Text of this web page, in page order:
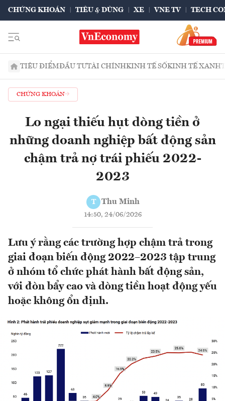
CHỨNG KHOÁN TIÊU & DÙNG XE VNE TV TECH
TIÊU ĐIỂMĐẦU TƯTÀI CHÍNHKINH TẾ SỐKINH TẾ XANH
CHỨNG KHOÁN
Lo ngại thiếu hụt dòng tiền ở
những doanh nghiệp bất động sản
chậm trả nợ trái phiếu 2022-
2023
T Thu Minh
14:50, 24/06/2026
Lưu ý rằng các trường hợp chậm trả trong
giai đoạn biến động 2022–2023 tập trung
ở nhóm tổ chức phát hành bất động sản,
với đòn bẩy cao và dòng tiền hoạt động yếu
hoặc không ổn định.